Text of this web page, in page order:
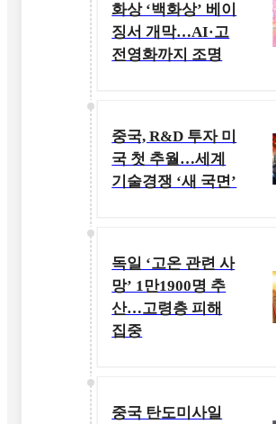
화상 ‘백화상’ 베이
징서 개막…AI·고
전영화까지 조명
중국, R&D 투자 미
국 첫 추월…세계
기술경쟁 ‘새 국면’
독일 ‘고온 관련 사
망’ 1만1900명 추
산…고령층 피해
집중
중국 탄도미사일